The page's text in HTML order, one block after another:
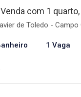
com 1
de Toledo - Campo
1 Vaga